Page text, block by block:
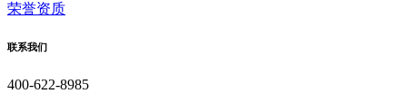
荣誉资质
联系我们
400-622-8985